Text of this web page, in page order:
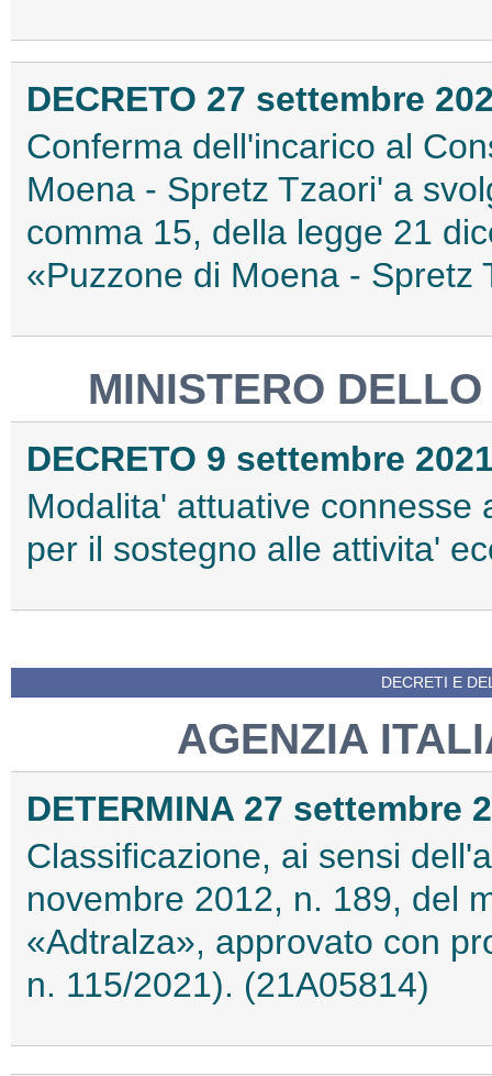
DECRETO 27 settembre
Conferma dell'incarico al
Moena - Spretz Tzaori' a
comma 15, della legge 21
«Puzzone di Moena - Spretz
MINISTERO
DECRETO 9 settembre
Modalita' attuative connesse
per il sostegno alle attivita'
DECRETI E
AGENZIA
DETERMINA 27 settembre
Classificazione, ai sensi
novembre 2012, n. 189, del
«Adtralza», approvato con
n. 115/2021). (21A05814)